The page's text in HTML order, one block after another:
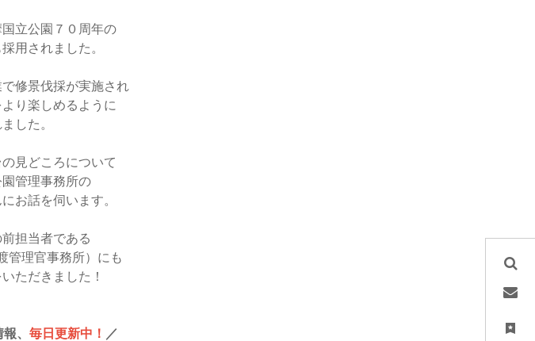
立公園７０周年の
用されました。
修景伐採が実施され
り楽しめるように
した。
見どころについて
管理事務所の
お話を伺います。
担当者である
管理官事務所）にも
ただきました！
、 毎日更新中！ ／